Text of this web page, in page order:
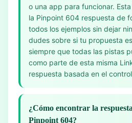
o una app para funcionar.
la Pinpoint 604 respuesta de
todos los ejemplos sin dejar
dudes sobre si tu propuesta
siempre que todas las pistas
como parte de esta misma
respuesta basada en el
¿Cómo encontrar la
Pinpoint 604?